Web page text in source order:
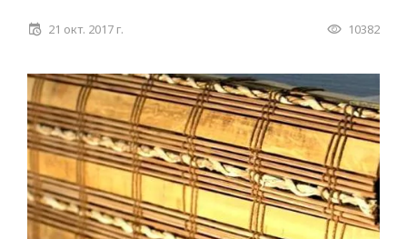
21 окт. 2017 г. 10382